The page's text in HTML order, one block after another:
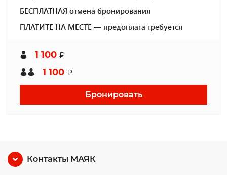
БЕСПЛАТНАЯ отмена бронирования
ПЛАТИТЕ НА МЕСТЕ — предоплата требуется
1 100 ₽
1 100 ₽
Бронировать
Контакты МАЯК